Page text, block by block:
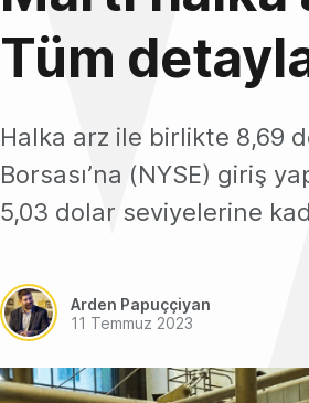
Tüm
Halka arz ile birlikte 8,69
Borsası’na (NYSE) giriş
5,03 dolar seviyelerine
Arden Papuççiyan
11 Temmuz 2023